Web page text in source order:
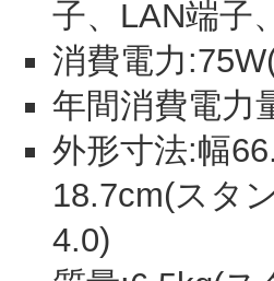
子、LAN端子
消費電力
年間消費電力
外形寸法:幅
18.7cm(スタ
4.0)